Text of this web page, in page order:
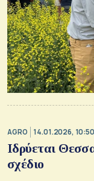
AGRO 14.01.2026, 10:50
Ιδρύεται
σχέδιο